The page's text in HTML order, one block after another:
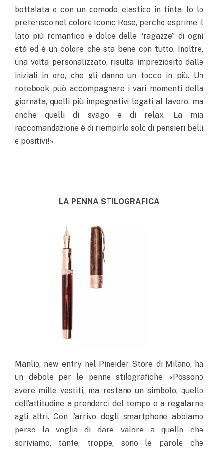
bottalata e con un comodo elastico in tinta. Io lo
preferisco nel colore Iconic Rose, perché esprime il
lato più romantico e dolce delle “ragazze” di ogni
età ed è un colore che sta bene con tutto. Inoltre,
una volta personalizzato, risulta impreziosito dalle
iniziali in oro, che gli danno un tocco in più. Un
notebook può accompagnare i vari momenti della
giornata, quelli più impegnativi legati al lavoro, ma
anche quelli di svago e di relax. La mia
raccomandazione è di riempirlo solo di pensieri belli
e positivi!».
LA PENNA STILOGRAFICA
Manlio, new entry nel Pineider Store di Milano, ha
un debole per le penne stilografiche: «Possono
avere mille vestiti, ma restano un simbolo, quello
dell’attitudine a prenderci del tempo e a regalarne
agli altri. Con l’arrivo degli smartphone abbiamo
perso la voglia di dare valore a quello che
scriviamo, tante, troppe, sono le parole che